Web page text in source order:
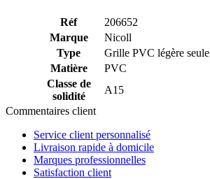
Réf
206652
Marque
Nicoll
Type
Grille PVC légère seule
Matière
PVC
Classe de
solidité
A15
Commentaires client
Service client personnalisé
Livraison rapide à domicile
Marques professionnelles
Satisfaction client